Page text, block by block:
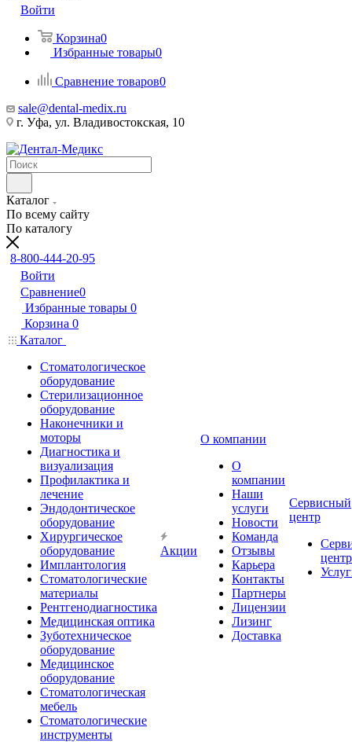
Войти
Корзина0
Избранные товары0
Сравнение товаров0
sale@dental-medix.ru
г. Уфа, ул. Владивостокская, 10
Каталог
По всему сайту
По каталогу
8-800-444-20-95
Войти
Сравнение0
Избранные товары 0
Корзина 0
Каталог
Стоматологическое
оборудование
Стерилизационное
оборудование
Наконечники и
моторы
Диагностика и
визуализация
Профилактика и
лечение
Эндодонтическое
оборудование
Хирургическое
оборудование
Имплантология
Стоматологические
материалы
Рентгенодиагностика
Медицинская оптика
Зуботехническое
оборудование
Медицинское
оборудование
Стоматологическая
мебель
Стоматологические
инструменты
Акции
О компании
О
компании
Наши
услуги
Новости
Команда
Отзывы
Карьера
Контакты
Партнеры
Лицензии
Лизинг
Доставка
Сервисный
центр
центр